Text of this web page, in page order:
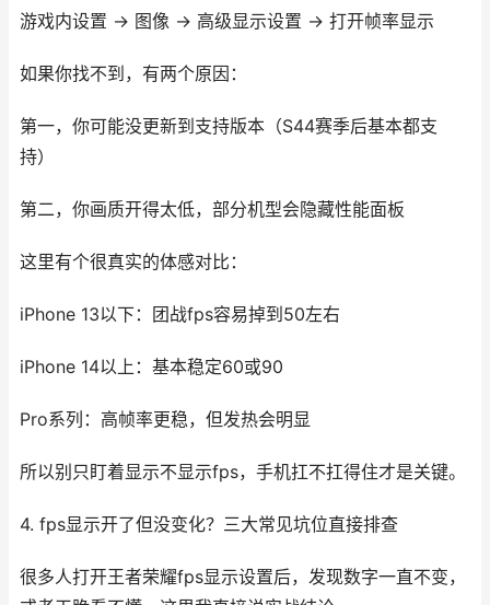
游戏内设置 → 图像 → 高级显示设置 → 打开帧率显示
如果你找不到，有两个原因：
第一，你可能没更新到支持版本（S44赛季后基本都支
持）
第二，你画质开得太低，部分机型会隐藏性能面板
这里有个很真实的体感对比：
iPhone 13以下：团战fps容易掉到50左右
iPhone 14以上：基本稳定60或90
Pro系列：高帧率更稳，但发热会明显
所以别只盯着显示不显示fps，手机扛不扛得住才是关键。
4. fps显示开了但没变化？三大常见坑位直接排查
很多人打开王者荣耀fps显示设置后，发现数字一直不变，